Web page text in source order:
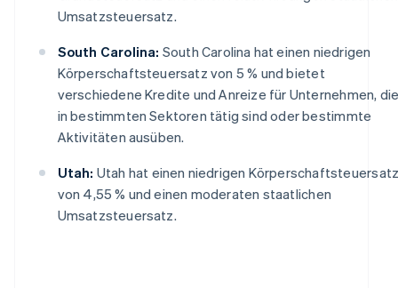
Umsatzsteuersatz.
South Carolina: South Carolina hat einen niedrigen
Körperschaftsteuersatz von 5 % und bietet
verschiedene Kredite und Anreize für Unternehmen,
in bestimmten Sektoren tätig sind oder bestimmte
Aktivitäten ausüben.
Utah: Utah hat einen niedrigen
von 4,55 % und einen moderaten staatlichen
Umsatzsteuersatz.